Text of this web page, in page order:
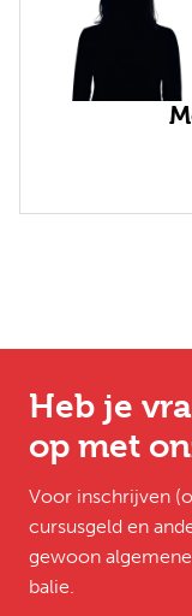
Heb je
op met
Voor inschrijven
cursusgeld en
gewoon
balie.